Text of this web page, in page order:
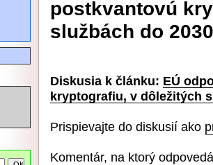
postkvantovú
službách do 2030
Diskusia k článku: EÚ
kryptografiu, v dôležitých
Prispievajte do diskusií ako
Komentár, na ktorý